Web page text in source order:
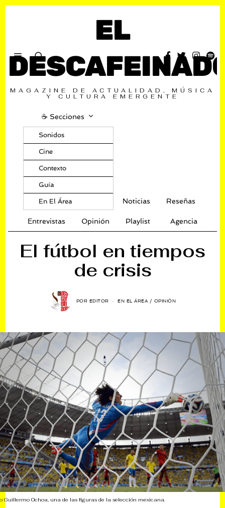
EL
MAGAZINE DE ACTUALIDAD, MÚSICA
Y CULTURA EMERGENTE
☕️ Secciones
Sonidos
Cine
Contexto
Guía
En El Área Noticias Reseñas
Entrevistas Opinión Playlist Agencia
El fútbol en tiempos
de crisis
POR EDITOR EN EL ÁREA / OPINIÓN
Guillermo Ochoa, una de las figuras de la selección mexicana.